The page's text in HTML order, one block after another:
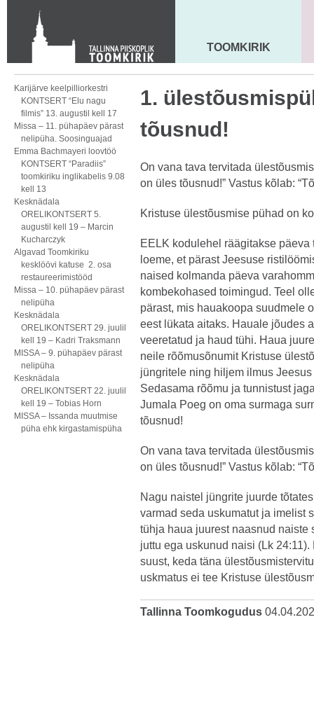
KONTAKT
Toom-Kooli 6, 10130 TALLINN
tallinna.toom@eelk.ee
MAARJA KIRIK
TOOMKIRIK
Karijärve keelpilliorkestri
KONTSERT “Elu nagu
filmis” 13. augustil kell 17
Missa – 11. pühapäev pärast
nelipüha. Soosinguajad
Emma Bachmayeri loovtöö
KONTSERT “Paradiis”
toomkiriku inglikabelis 9.08
kell 13
Kesknädala
ORELIKONTSERT 5.
augustil kell 19 – Marcin
Kucharczyk
Algavad Toomkiriku
kesklöövi katuse 2. osa
restaureerimistööd
Missa – 10. pühapäev pärast
nelipüha
Kesknädala
ORELIKONTSERT 29. juulil
kell 19 – Kadri Traksmann
MISSA – 9. pühapäev pärast
nelipüha
Kesknädala
ORELIKONTSERT 22. juulil
kell 19 – Tobias Horn
MISSA – Issanda muutmise
püha ehk kirgastamispüha
1.
tõusnud!
On vana tava tervitada
on üles tõusnud!” Vastus kõlab:
Kristuse ülestõusmise pühad on
EELK kodulehel räägitakse päeva
loeme, et pärast Jeesuse
naised kolmanda päeva
kombekohased toimingud. Teel
pärast, mis hauakoopa suudmele
eest lükata aitaks. Hauale jõudes
veeretatud ja haud tühi. Haua
neile rõõmusõnumit Kristuse
jüngritele ning hiljem ilmus
Sedasama rõõmu ja tunnistust
Jumala Poeg on oma surmaga
tõusnud!
On vana tava tervitada
on üles tõusnud!” Vastus kõlab:
Nagu naistel jüngrite juurde
varmad seda uskumatut ja imelist
tühja haua juurest naasnud naiste
juttu ega uskunud naisi (Lk
suust, keda täna
uskmatus ei tee Kristuse
Tallinna Toomkogudus